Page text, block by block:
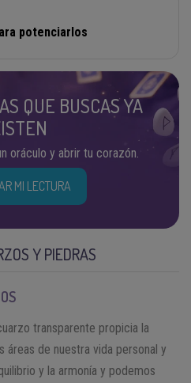
potenciarlos
QUE BUSCAS YA
oráculo y abrir tu corazón.
MI LECTURA
Y PIEDRAS
transparente propicia la
áreas de nuestra vida personal y
y la armonía y podemos